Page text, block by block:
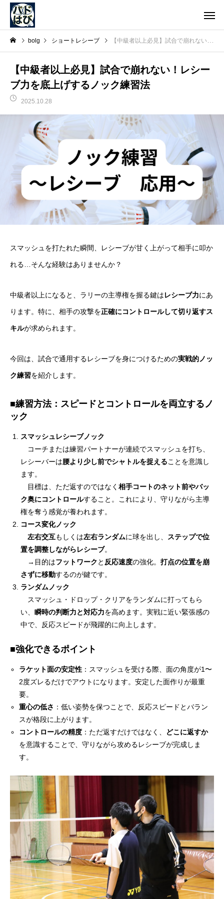
bolg ショートレシーブ 【中級者以上必見】試合で崩れない！レシーブ力を底上げするノック練習法
【中級者以上必見】試合で崩れない！レシー
ブ力を底上げするノック練習法
2025.10.28
スマッシュを打たれた瞬間、レシーブが甘く上がって相手に叩か
れる…そんな経験はありませんか？
中級者以上になると、ラリーの主導権を握る鍵はレシーブ力にあ
ります。特に、相手の攻撃を正確にコントロールして切り返すス
キルが求められます。
今回は、試合で通用するレシーブを身につけるための実戦的ノッ
ク練習を紹介します。
■練習方法：スピードとコントロールを両立するノ
ック
スマッシュレシーブノック
コーチまたは練習パートナーが連続でスマッシュを打ち、
レシーバーは腰より少し前でシャトルを捉えることを意識し
ます。
目標は、ただ返すのではなく 相手コートのネット前やバッ
ク奥にコントロールすること。これにより、守りながら主導
権を奪う感覚が養われます。
コース変化ノック
左右交互もしくは左右ランダムに球を出し、
ステップで位
置を調整しながらレシーブ。
→目的はフットワーク と 反応速度の強化。 打点の位置を崩
さずに移動するのが鍵です。
ランダムノック
スマッシュ・ドロップ・クリアをランダムに打ってもら
い、 瞬時の判断力と対応力を高めます。実戦に近い緊張感の
中で、反応スピードが飛躍的に向上します。
■強化できるポイント
ラケット面の安定性 ：スマッシュを受ける際、面の角度が1〜
2度ズレるだけでアウトになります。安定した面作りが最重
要。
重心の低さ ：低い姿勢を保つことで、反応スピードとバラン
スが格段に上がります。
コントロールの精度 ：ただ返すだけではなく、
どこに返すか
を意識することで、守りながら攻めるレシーブが完成しま
す。